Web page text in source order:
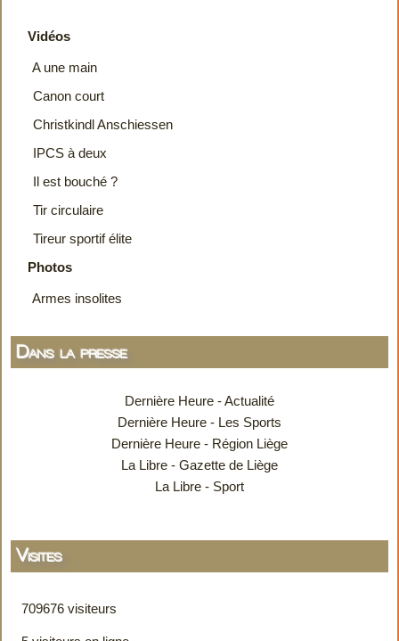
Vidéos
A une main
Canon court
Christkindl Anschiessen
IPCS à deux
Il est bouché ?
Tir circulaire
Tireur sportif élite
Photos
Armes insolites
Dans la presse
Dernière Heure - Actualité
Dernière Heure - Les Sports
Dernière Heure - Région Liège
La Libre - Gazette de Liège
La Libre - Sport
Visites
709676 visiteurs